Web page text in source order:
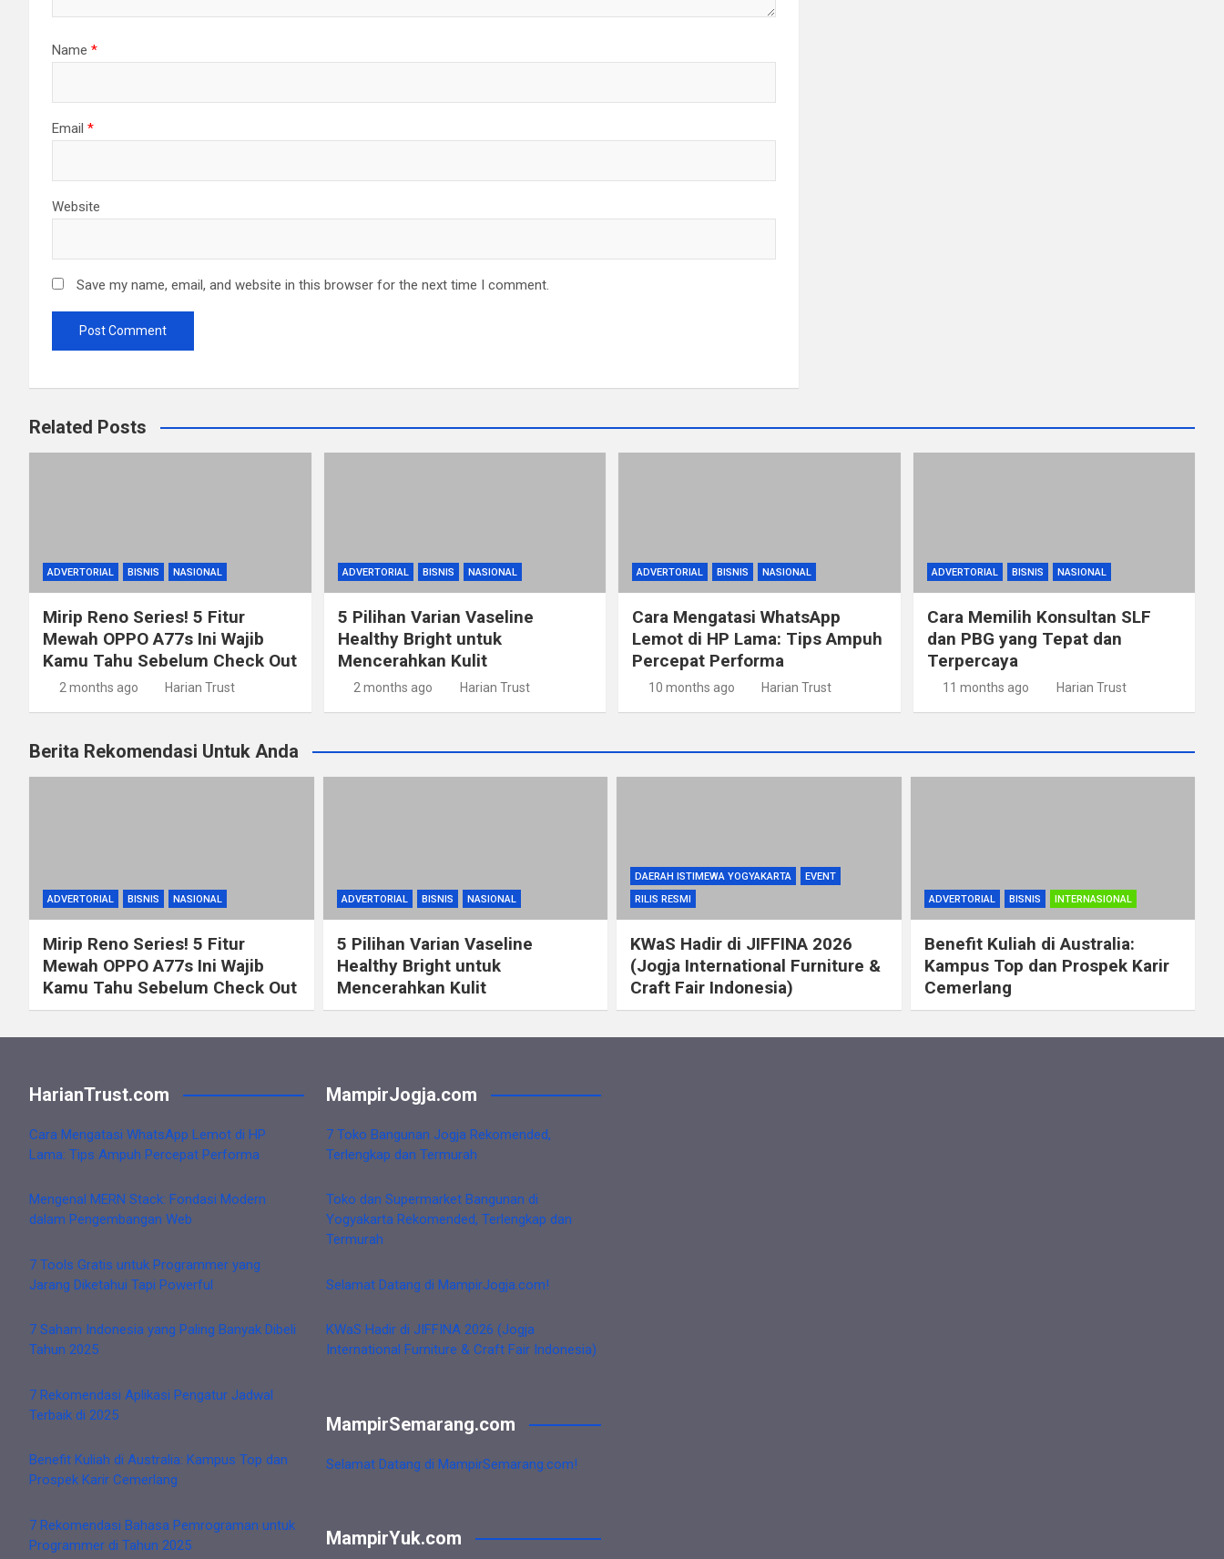
Name *
Email *
Website
Save my name, email, and website in this browser for the next time I comment.
Related Posts
ADVERTORIAL BISNIS NASIONAL
Mirip Reno Series! 5 Fitur
Mewah OPPO A77s Ini Wajib
Kamu Tahu Sebelum Check Out
2 months ago Harian Trust
ADVERTORIAL BISNIS NASIONAL
5 Pilihan Varian Vaseline
Healthy Bright untuk
Mencerahkan Kulit
2 months ago Harian Trust
ADVERTORIAL BISNIS NASIONAL
Cara Mengatasi WhatsApp
Lemot di HP Lama: Tips Ampuh
Percepat Performa
10 months ago Harian Trust
ADVERTORIAL BISNIS NASIONAL
Cara Memilih Konsultan SLF
dan PBG yang Tepat dan
Terpercaya
11 months ago Harian Trust
Berita Rekomendasi Untuk Anda
ADVERTORIAL BISNIS NASIONAL
Mirip Reno Series! 5 Fitur
Mewah OPPO A77s Ini Wajib
Kamu Tahu Sebelum Check Out
ADVERTORIAL BISNIS NASIONAL
5 Pilihan Varian Vaseline
Healthy Bright untuk
Mencerahkan Kulit
DAERAH ISTIMEWA YOGYAKARTA
EVENT
RILIS RESMI
KWaS Hadir di JIFFINA 2026
(Jogja International Furniture &
Craft Fair Indonesia)
ADVERTORIAL BISNIS INTERNASIONAL
Benefit Kuliah di Australia:
Kampus Top dan Prospek Karir
Cemerlang
HarianTrust.com
Cara Mengatasi WhatsApp Lemot di HP
Lama: Tips Ampuh Percepat Performa
Mengenal MERN Stack: Fondasi Modern
dalam Pengembangan Web
7 Tools Gratis untuk Programmer yang
Jarang Diketahui Tapi Powerful
7 Saham Indonesia yang Paling Banyak Dibeli
Tahun 2025
7 Rekomendasi Aplikasi Pengatur Jadwal
Terbaik di 2025
Benefit Kuliah di Australia: Kampus Top dan
Prospek Karir Cemerlang
7 Rekomendasi Bahasa Pemrograman untuk
Programmer di Tahun 2025
MampirJogja.com
7 Toko Bangunan Jogja Rekomended,
Terlengkap dan Termurah
Toko dan Supermarket Bangunan di
Yogyakarta Rekomended, Terlengkap dan
Termurah
Selamat Datang di MampirJogja.com!
KWaS Hadir di JIFFINA 2026 (Jogja
International Furniture & Craft Fair Indonesia)
MampirSemarang.com
Selamat Datang di MampirSemarang.com!
MampirYuk.com